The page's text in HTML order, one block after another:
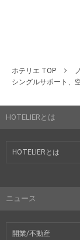
ホテリエ TOP
シングルサポート、
HOTELIERとは
HOTELIERとは
ニュース
開業/不動産